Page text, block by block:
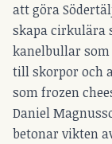
att göra
skapa cirkulära
kanelbullar
till skorpor och
som frozen
Daniel
betonar vikten